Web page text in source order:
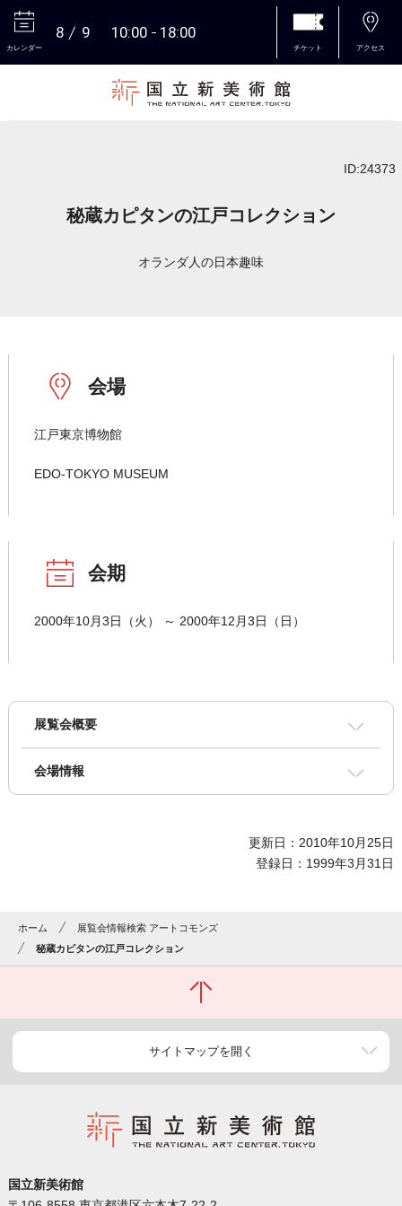
カレンダー
8 9 10:00 18:00
チケット アクセス
ID:24373
秘蔵カピタンの江戸コレクション
オランダ人の日本趣味
会場
江戸東京博物館
EDO-TOKYO MUSEUM
会期
2000年10月3日（火） ～ 2000年12月3日（日）
展覧会概要
会場情報
更新日：2010年10月25日
登録日：1999年3月31日
ホーム
展覧会情報検索 アートコモンズ
秘蔵カピタンの江戸コレクション
サイトマップを開く
国立新美術館